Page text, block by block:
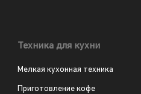
Техника для кухни
Мелкая кухонная техника
Приготовление кофе